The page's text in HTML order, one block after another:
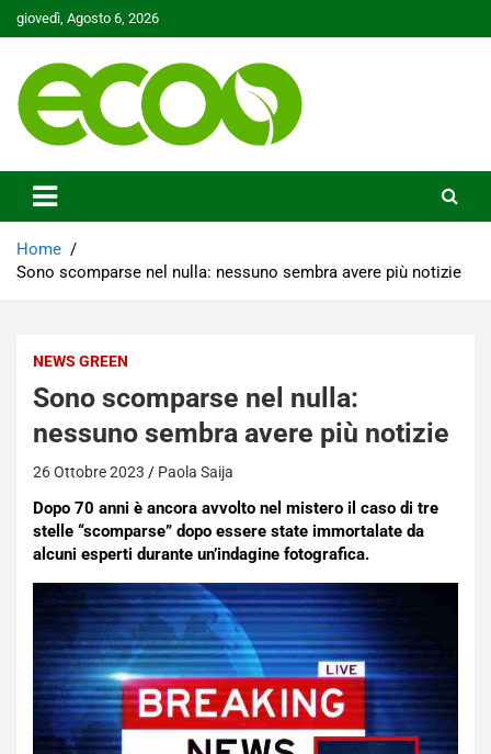
Skip
to
giovedì, Agosto 6, 2026
Ecoo.it
Home
Sono scomparse nel nulla: nessuno sembra avere più notizie
NEWS GREEN
Sono scomparse nel nulla:
nessuno sembra avere più notizie
26 Ottobre 2023 Paola Saija
Dopo 70 anni è ancora avvolto nel mistero il caso di tre
stelle “scomparse” dopo essere state immortalate da
alcuni esperti durante un’indagine fotografica.